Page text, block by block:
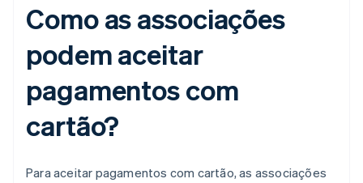
Como as associações
podem aceitar
pagamentos com
cartão?
Para aceitar pagamentos com cartão, as associações